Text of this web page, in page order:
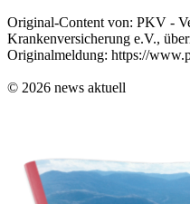
Original-Content von: PKV -
Krankenversicherung e.V.,
Originalmeldung: https://
© 2026 news aktuell